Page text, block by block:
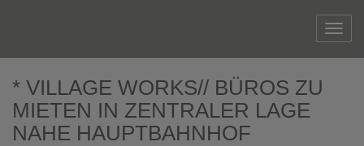
* VILLAGE WORKS// BÜROS ZU
MIETEN IN ZENTRALER LAGE
NAHE HAUPTBAHNHOF